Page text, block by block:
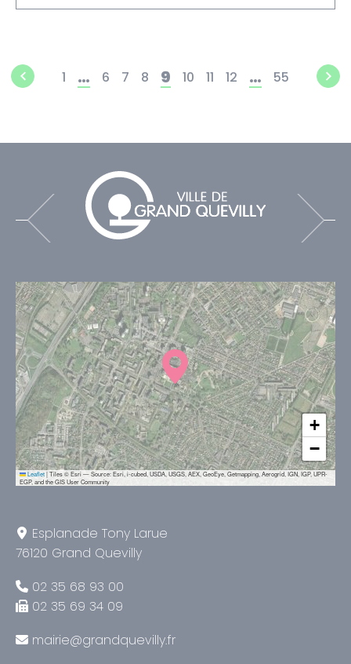
1 … 6 7 8 9 10 11 12 … 55
+
−
Leaflet |Tiles © Esri — Source: Esri, i-cubed, USDA, USGS, AEX, GeoEye, Getmapping, Aerogrid, IGN, IGP, UPR-
EGP, and the GIS User Community
Esplanade Tony Larue
76120 Grand Quevilly
02 35 68 93 00
02 35 69 34 09
mairie@grandquevilly.fr